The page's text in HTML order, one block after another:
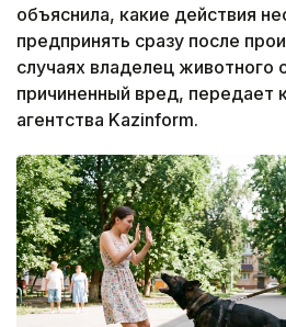
объяснила, какие действия
предпринять сразу после
случаях владелец животного
причиненный вред, передает
агентства Kazinform.